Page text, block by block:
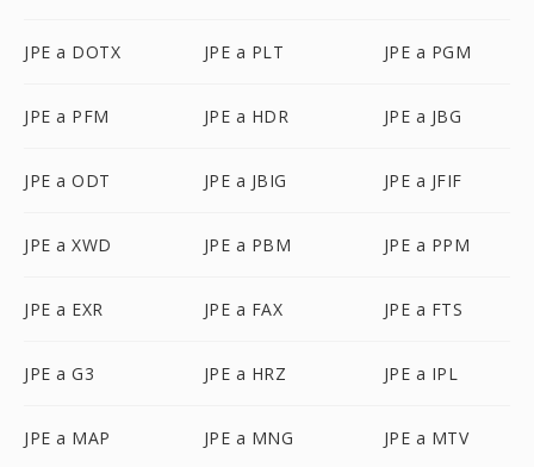
JPE a DOTX JPE a PLT JPE a PGM
JPE a PFM JPE a HDR JPE a JBG
JPE a ODT JPE a JBIG JPE a JFIF
JPE a XWD JPE a PBM JPE a PPM
JPE a EXR JPE a FAX JPE a FTS
JPE a G3 JPE a HRZ JPE a IPL
JPE a MAP JPE a MNG JPE a MTV